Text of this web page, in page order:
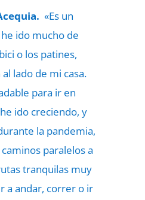
«Es un
ido mucho de
o los patines,
lado de mi casa.
para ir en
ido creciendo, y
la pandemia,
paralelos a
tranquilas muy
a andar, correr o ir